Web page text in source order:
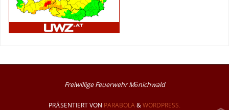
Freiwillige Feuerwehr Mönichwald
PRÄSENTIERT VON PARABOLA&WORDPRESS.